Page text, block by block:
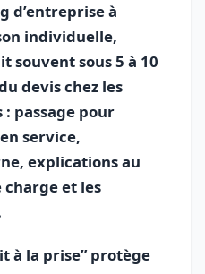
d’entreprise à
individuelle,
souvent sous 5 à 10
devis chez les
passage pour
service,
explications au
charge et les
à la prise” protège